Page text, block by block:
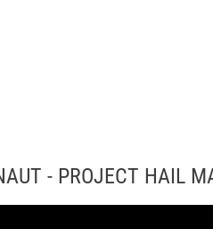
- PROJECT HAIL